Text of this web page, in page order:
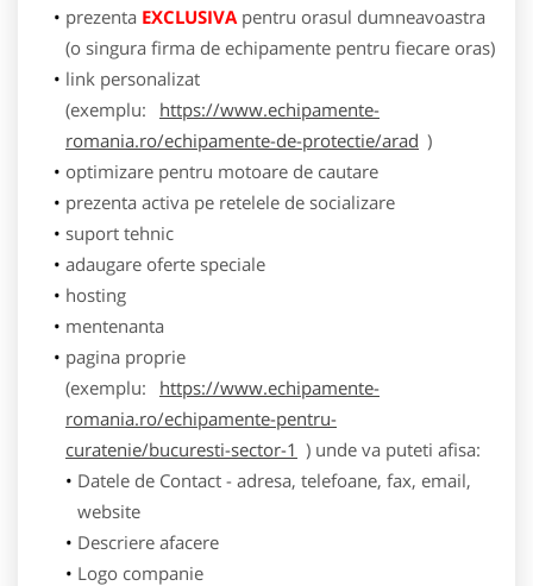
prezenta EXCLUSIVApentru orasul dumneavoastra
(o singura firma de echipamente pentru fiecare oras)
link personalizat
(exemplu:
https://www.echipamente-
romania.ro/echipamente-de-protectie/arad )
optimizare pentru motoare de cautare
prezenta activa pe retelele de socializare
suport tehnic
adaugare oferte speciale
hosting
mentenanta
pagina proprie
(exemplu:
https://www.echipamente-
romania.ro/echipamente-pentru-
curatenie/bucuresti-sector-1 ) unde va puteti afisa:
Datele de Contact - adresa, telefoane, fax, email,
website
Descriere afacere
Logo companie